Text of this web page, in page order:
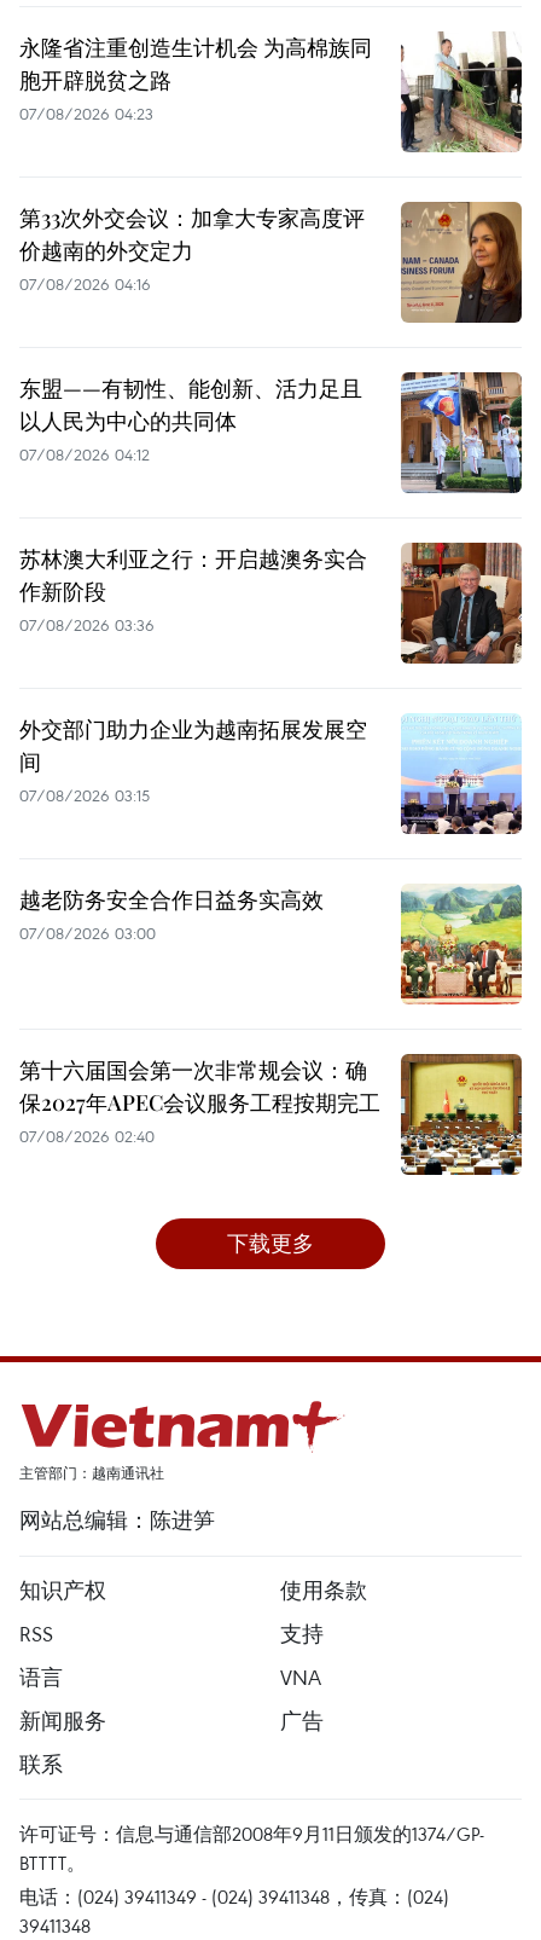
永隆省注重创造生计机会 为高棉族同
胞开辟脱贫之路
07/08/2026 04:23
第33次外交会议：加拿大专家高度评
价越南的外交定力
07/08/2026 04:16
东盟——有韧性、能创新、活力足且
以人民为中心的共同体
07/08/2026 04:12
苏林澳大利亚之行：开启越澳务实合
作新阶段
07/08/2026 03:36
外交部门助力企业为越南拓展发展空
间
07/08/2026 03:15
越老防务安全合作日益务实高效
07/08/2026 03:00
第十六届国会第一次非常规会议：确
保2027年APEC会议服务工程按期完工
07/08/2026 02:40
下载更多
主管部门：越南通讯社
网站总编辑：陈进笋
知识产权
使用条款
RSS
支持
语言
VNA
新闻服务
广告
联系
许可证号：信息与通信部2008年9月11日颁发的1374/GP-
BTTTT。
电话：(024) 39411349 - (024) 39411348，传真：(024)
39411348